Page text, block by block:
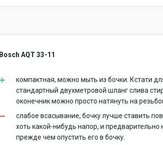
Bosch AQT 33-11
компактная, можно мыть из бочки. Кстати
стандартный двухметровой шланг слива
оконечник можно просто натянуть на
слабое всасывание, бочку лучше ставить
хоть какой-нибудь напор, и
прежде чем опустить его в бочку.